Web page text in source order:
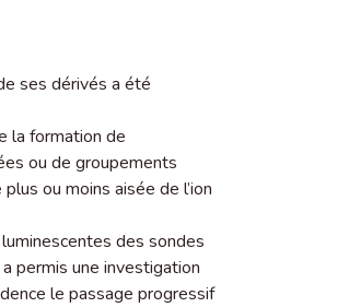
ses dérivés a été
la formation de
ou de groupements
ou moins aisée de l’ion
des sondes
permis une investigation
le passage progressif